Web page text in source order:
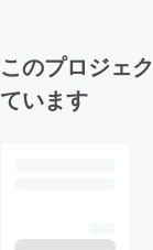
このプロジェ
ています